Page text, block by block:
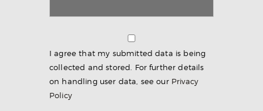
I agree that my submitted data is being
collected and stored. For further details
on handling user data, see our Privacy
Policy